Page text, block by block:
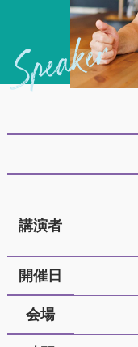
講演者
開催日
会場